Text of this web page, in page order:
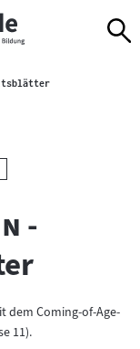
Aktuelle Seite
"
-
dem Coming-of-Age-
11).